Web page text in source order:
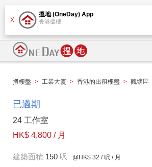
X
搵地 (OneDay) App
香港搵樓
搵樓盤 > 工業大廈 > 香港的出租樓盤 > 觀塘區
已過期
24 工作室
HK$ 4,800 / 月
建築面積 150 呎 @HK$ 32 / 呎 / 月